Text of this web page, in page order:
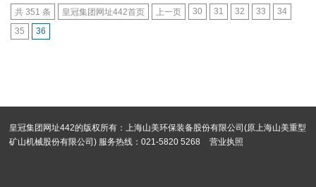
共 351 条 皇冠集团网址442首页 上一页 30 31 32 33
34
35
36
皇冠集团网址442的版权所有：上海山美环保装备股份有限公司(原上海山美重型
矿山机械股份有限公司) 服务热线：021-5820 5268
营业执照